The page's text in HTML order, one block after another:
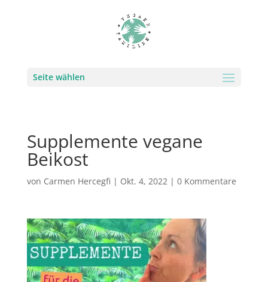
Seite wählen
Supplemente vegane
Beikost
von Carmen Hercegfi | Okt. 4, 2022| 0 Kommentare